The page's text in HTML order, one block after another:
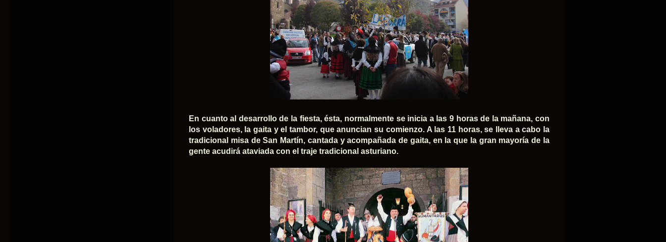
En cuanto al desarrollo de la fiesta, ésta, normalmente se inicia a las 9 horas de la mañana, con
los voladores, la gaita y el tambor, que anuncian su comienzo. A las 11 horas, se lleva a cabo la
tradicional misa de San Martín, cantada y acompañada de gaita, en la que la gran mayoría de la
gente acudirá ataviada con el traje tradicional asturiano.